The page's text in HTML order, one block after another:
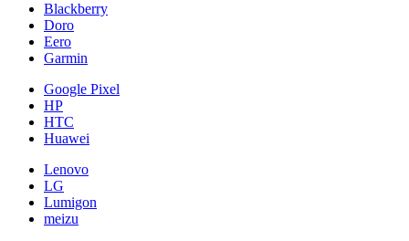
Blackberry
Doro
Eero
Garmin
Google Pixel
HP
HTC
Huawei
Lenovo
LG
Lumigon
meizu